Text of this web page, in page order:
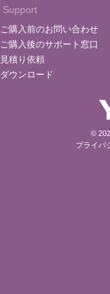
Support
ご購入前のお問い合わせ
ご購入後のサポート窓口
見積り依頼
ダウンロード
©
プライバ